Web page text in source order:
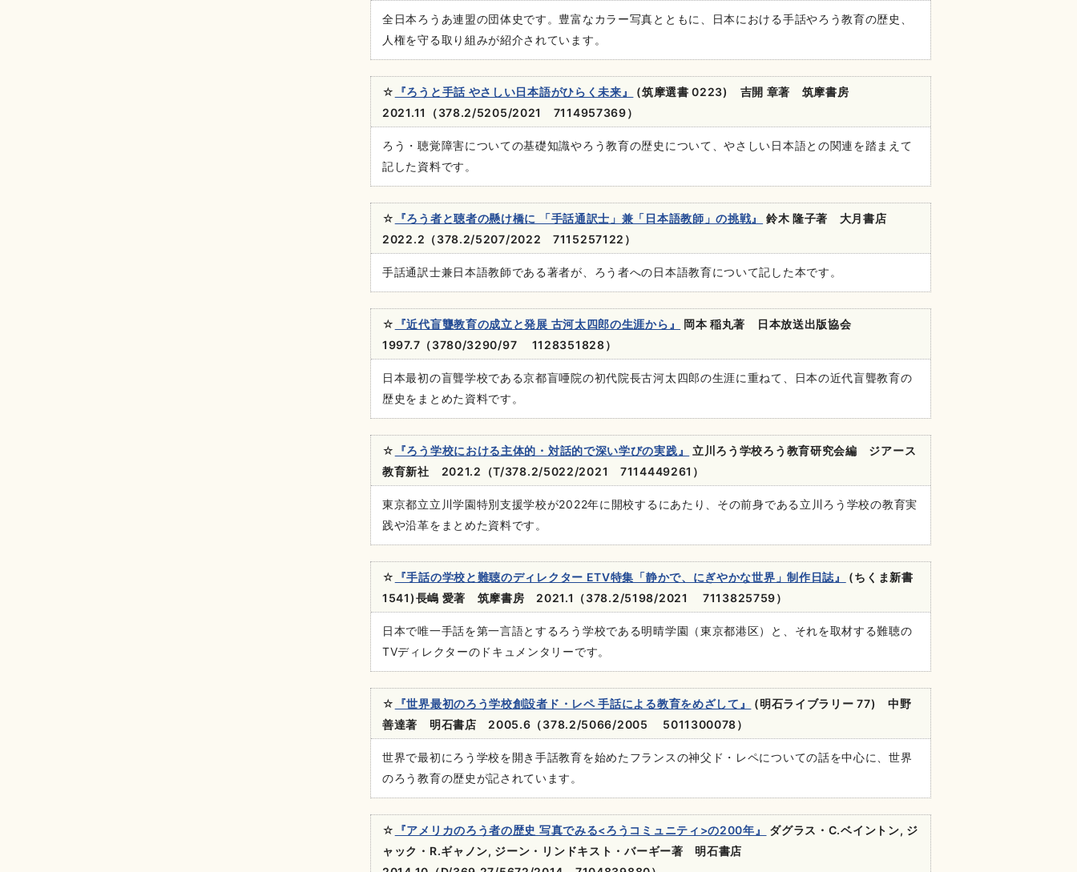
全日本ろうあ連盟の団体史です。豊富なカラー写真とともに、日本における手話やろう教育の歴史、
人権を守る取り組みが紹介されています。
☆ 『ろうと手話 やさしい日本語がひらく未来』
(筑摩選書 0223) 吉開 章著 筑摩書房
2021.11（378.2/5205/2021 7114957369）
ろう・聴覚障害についての基礎知識やろう教育の歴史について、やさしい日本語との関連を踏まえて
記した資料です。
☆ 『ろう者と聴者の懸け橋に 「手話通訳士」兼「日本語教師」の挑戦』
鈴木 隆子著 大月書店
2022.2（378.2/5207/2022 7115257122）
手話通訳士兼日本語教師である著者が、ろう者への日本語教育について記した本です。
☆ 『近代盲聾教育の成立と発展 古河太四郎の生涯から』
岡本 稲丸著 日本放送出版協会
1997.7（3780/3290/97 1128351828）
日本最初の盲聾学校である京都盲唖院の初代院長古河太四郎の生涯に重ねて、日本の近代盲聾教育の
歴史をまとめた資料です。
☆ 『ろう学校における主体的・対話的で深い学びの実践』
立川ろう学校ろう教育研究会編 ジアース
教育新社 2021.2（T/378.2/5022/2021 7114449261）
東京都立立川学園特別支援学校が2022年に開校するにあたり、その前身である立川ろう学校の教育実
践や沿革をまとめた資料です。
☆ 『手話の学校と難聴のディレクター ETV特集「静かで、にぎやかな世界」制作日誌』
(ちくま新書
1541)長嶋 愛著 筑摩書房 2021.1（378.2/5198/2021 7113825759）
日本で唯一手話を第一言語とするろう学校である明晴学園（東京都港区）と、それを取材する難聴の
TVディレクターのドキュメンタリーです。
☆ 『世界最初のろう学校創設者ド・レペ 手話による教育をめざして』
(明石ライブラリー 77) 中野
善達著 明石書店 2005.6（378.2/5066/2005 5011300078）
世界で最初にろう学校を開き手話教育を始めたフランスの神父ド・レペについての話を中心に、世界
のろう教育の歴史が記されています。
☆ 『アメリカのろう者の歴史 写真でみる<ろうコミュニティ>の200年』
ダグラス・C.ベイントン, ジ
ャック・R.ギャノン, ジーン・リンドキスト・バーギー著 明石書店